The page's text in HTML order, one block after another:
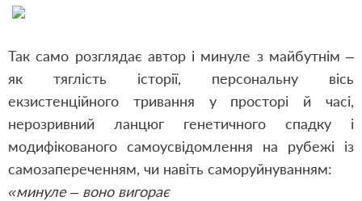
Так само розглядає автор і минуле з майбутнім –
як тяглість історії, персональну вісь
екзистенційного тривання у просторі й часі,
нерозривний ланцюг генетичного спадку і
модифікованого самоусвідомлення на рубежі із
самозапереченням, чи навіть саморуйнуванням:
«минуле – воно вигорає